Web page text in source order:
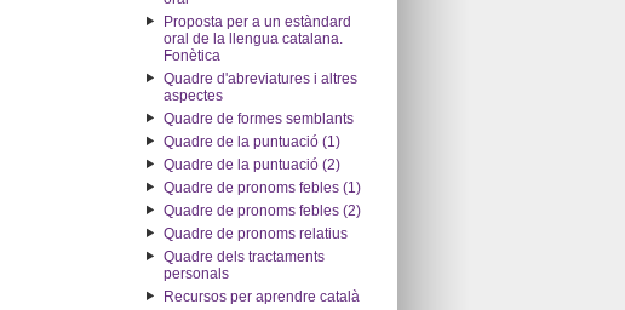
Proposta per a un estàndard
oral de la llengua catalana.
Fonètica
Quadre d'abreviatures i altres
aspectes
Quadre de formes semblants
Quadre de la puntuació (1)
Quadre de la puntuació (2)
Quadre de pronoms febles (1)
Quadre de pronoms febles (2)
Quadre de pronoms relatius
Quadre dels tractaments
personals
Recursos per aprendre català